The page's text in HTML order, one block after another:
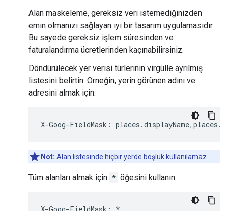
Alan maskeleme, gereksiz veri istemediğinizden
emin olmanızı sağlayan iyi bir tasarım uygulamasıdır.
Bu sayede gereksiz işlem süresinden ve
faturalandırma ücretlerinden kaçınabilirsiniz.
Döndürülecek yer verisi türlerinin virgülle ayrılmış
listesini belirtin. Örneğin, yerin görünen adını ve
adresini almak için.
X-Goog-FieldMask : places .displayName, places .
Not: Alan listesinde hiçbir yerde boşluk kullanılamaz.
Tüm alanları almak için * öğesini kullanın.